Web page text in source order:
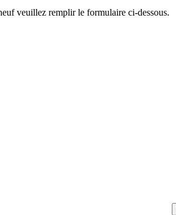
veuillez remplir le formulaire ci-dessous.